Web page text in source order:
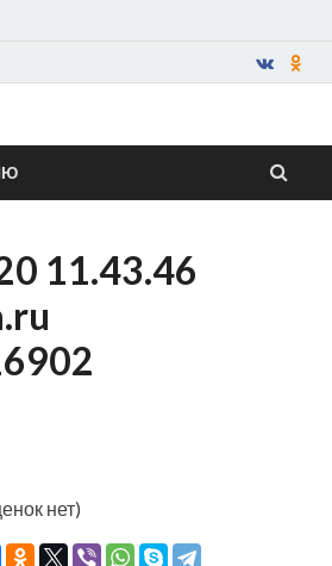
—
11.43.46
нет)